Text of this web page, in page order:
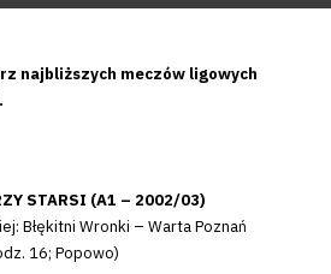
najbliższych meczów ligowych
STARSI (A1 – 2002/03)
Błękitni Wronki – Warta Poznań
16; Popowo)